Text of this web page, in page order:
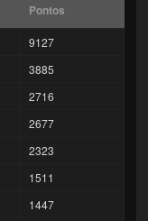
Pontos
9127
3885
2716
2677
2323
1511
1447